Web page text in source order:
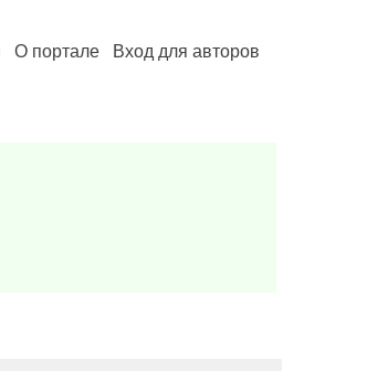
О портале Вход для авторов